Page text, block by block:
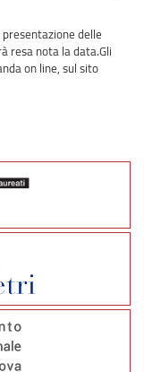
delle
resa nota la data.Gli
on line, sul sito